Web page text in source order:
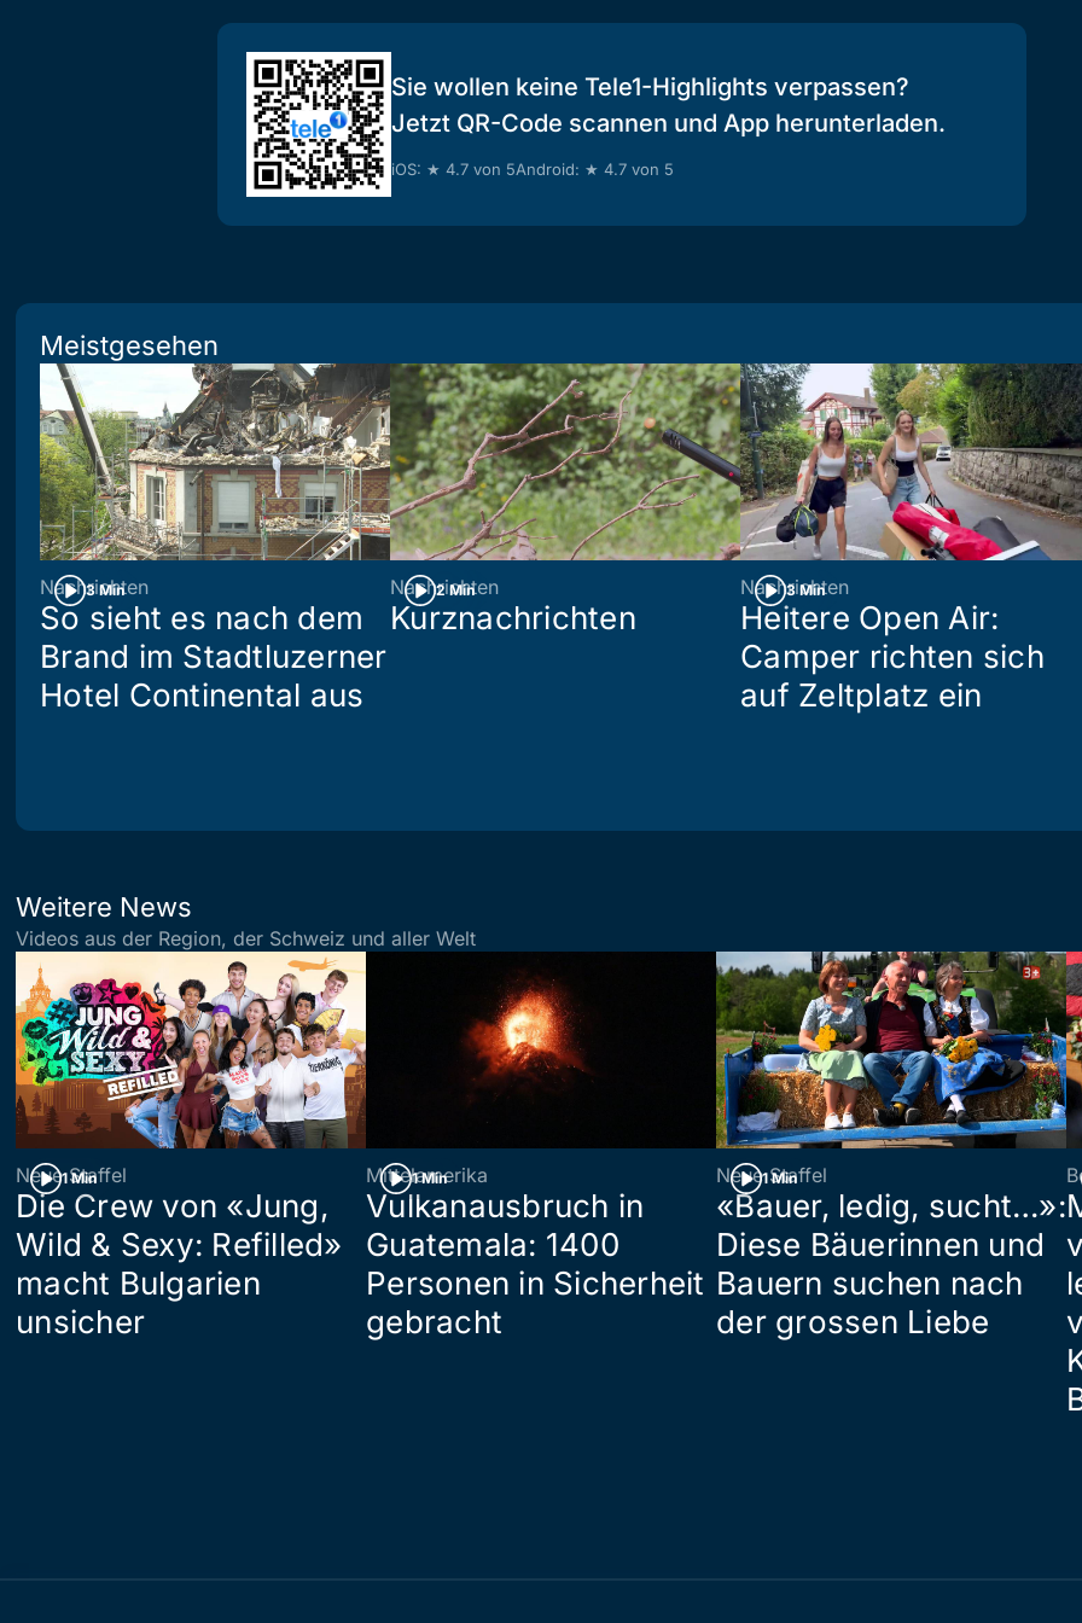
Sie wollen keine Tele1-Highlights verpassen?
Jetzt QR-Code scannen und App herunterladen.
iOS: ★ 4.7 von 5Android: ★ 4.7 von 5
Meistgesehen
3 Min
Nachrichten
So sieht es nach dem
Brand im Stadtluzerner
Hotel Continental aus
2 Min
Nachrichten
Kurznachrichten
3 Min
Nachrichten
Heitere Open Air:
Camper richten sich
auf Zeltplatz ein
Weitere News
Videos aus der Region, der Schweiz und aller Welt
1 Min
Neue Staffel
Die Crew von «Jung,
Wild & Sexy: Refilled»
macht Bulgarien
unsicher
1 Min
Mittelamerika
Vulkanausbruch in
Guatemala: 1400
Personen in Sicherheit
gebracht
1 Min
Neue Staffel
«Bauer, ledig, sucht…»:
Diese Bäuerinnen und
Bauern suchen nach
der grossen Liebe